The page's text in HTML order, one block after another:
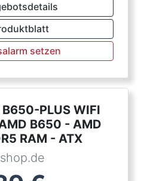
setzen
B650-PLUS WIFI
B650 - AMD
RAM - ATX